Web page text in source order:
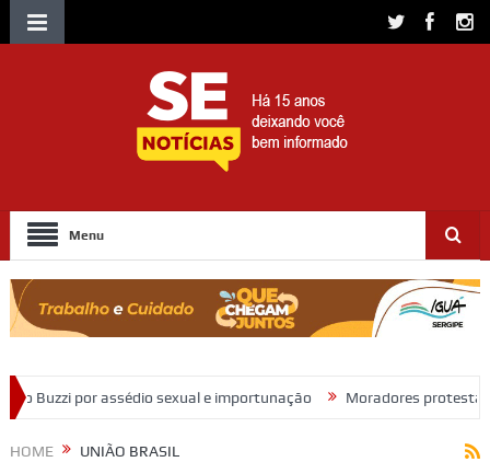
Menu
e importunação Moradores protestam e cobram regularização
HOME UNIÃO BRASIL